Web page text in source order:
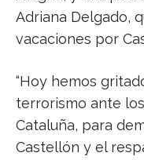
Adriana Delgado,
vacaciones por
“Hoy hemos
terrorismo ante
Cataluña, para
Castellón y el